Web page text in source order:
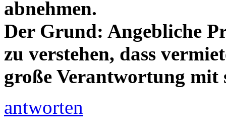
abnehmen.
Der Grund: Angebliche
zu verstehen, dass
große Verantwortung mit
antworten